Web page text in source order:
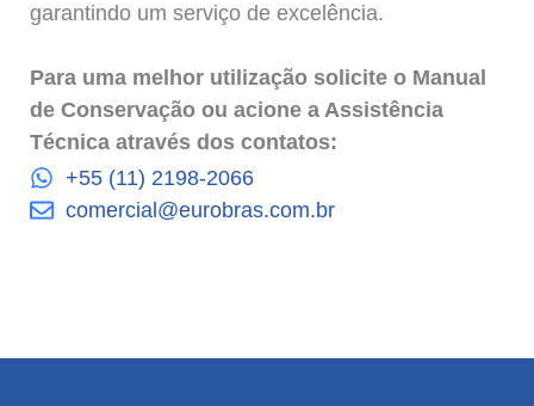
garantindo um serviço de excelência.
Para uma melhor utilização solicite o Manual
de Conservação ou acione a Assistência
Técnica através dos contatos:
+55 (11) 2198-2066
comercial@eurobras.com.br